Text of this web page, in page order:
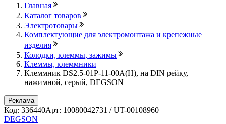
Главная
Каталог товаров
Электротовары
Комплектующие для электромонтажа и крепежные
изделия
Колодки, клеммы, зажимы
Клеммы, клеммники
Клеммник DS2.5-01P-11-00A(H), на DIN рейку,
нажимной, серый, DEGSON
Реклама
Код: 336440Арт: 10080042731 / UT-00108960
DEGSON